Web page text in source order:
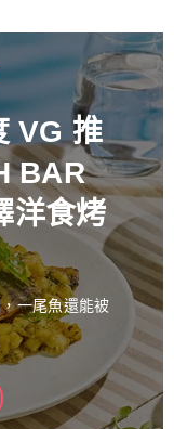
推出
循四季
演繹過
秋
重要時刻。堅